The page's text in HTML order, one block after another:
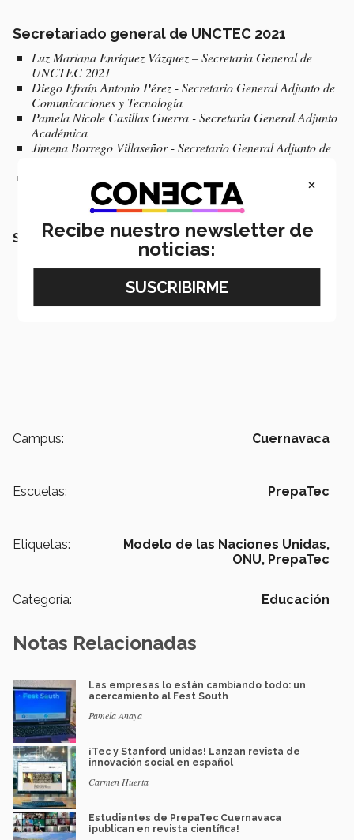
Secretariado general de UNCTEC 2021
Luz Mariana Enríquez Vázquez – Secretaria General de
UNCTEC 2021
Diego Efraín Antonio Pérez - Secretario General Adjunto de
Comunicaciones y Tecnología
Pamela Nicole Casillas Guerra - Secretaria General Adjunto
Académica
Jimena Borrego Villaseñor - Secretario General Adjunto de
de Finanzas
SEGURO QUERRÁS LEER:
Campus: Cuernavaca
Escuelas: PrepaTec
Etiquetas:
Modelo de las Naciones Unidas,
ONU, PrepaTec
Categoría: Educación
Notas Relacionadas
Las empresas lo están cambiando todo: un
acercamiento al Fest South
Pamela Anaya
¡Tec y Stanford unidas! Lanzan revista de
innovación social en español
Carmen Huerta
Estudiantes de PrepaTec Cuernavaca
¡publican en revista científica!
×
Recibe nuestro newsletter de
noticias: